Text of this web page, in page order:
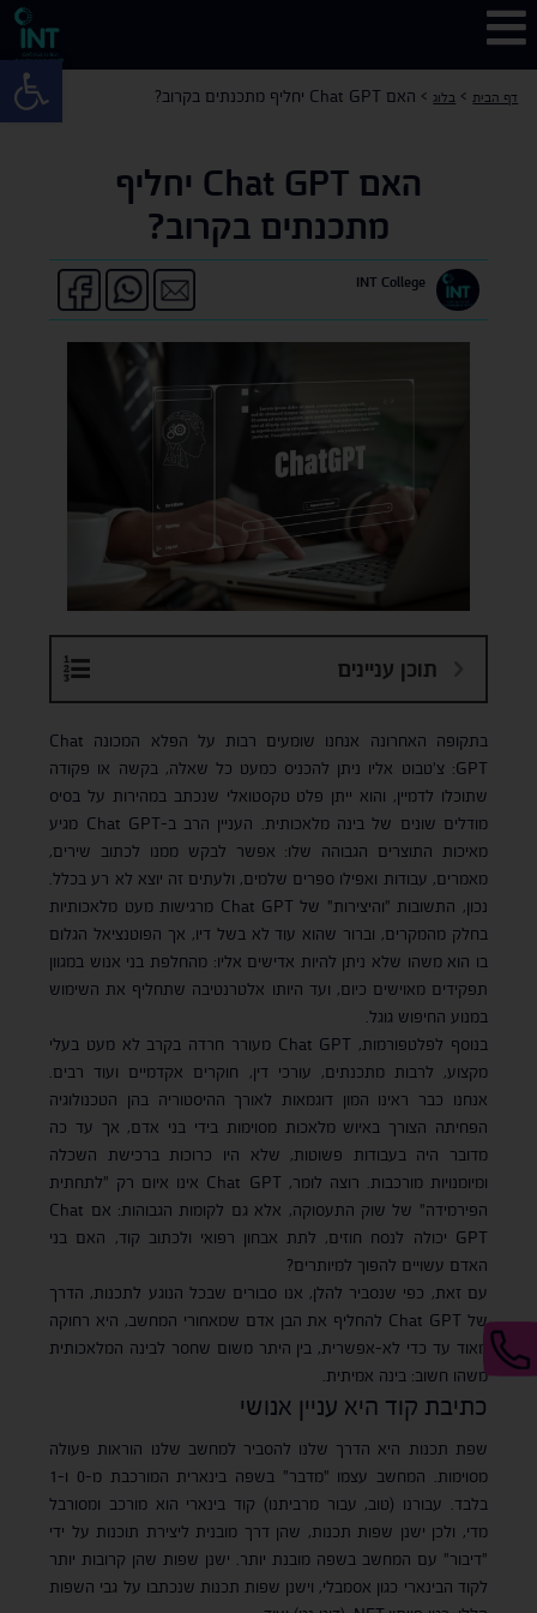
דף הבית > בלוג > האם Chat GPT יחליף מתכנתים בקרוב?
האם Chat GPT יחליף
מתכנתים בקרוב?
INT College
תוכן עניינים
בתקופה האחרונה אנחנו שומעים רבות על הפלא המכונה Chat
GPT: צ'טבוט אליו ניתן להכניס כמעט כל שאלה, בקשה או פקודה
שתוכלו לדמיין, והוא ייתן פלט טקסטואלי שנכתב במהירות על בסיס
מודלים שונים של בינה מלאכותית. העניין הרב ב-Chat GPT מגיע
מאיכות התוצרים הגבוהה שלו: אפשר לבקש ממנו לכתוב שירים,
מאמרים, עבודות ואפילו ספרים שלמים, ולעתים זה יוצא לא רע בכלל.
נכון, התשובות "והיצירות" של Chat GPT מרגישות מעט מלאכותיות
בחלק מהמקרים, וברור שהוא עוד לא בשל דיו, אך הפוטנציאל הגלום
בו הוא משהו שלא ניתן להיות אדישים אליו: מהחלפת בני אנוש במגוון
תפקידים מאוישים כיום, ועד היותו אלטרנטיבה שתחליף את השימוש
במנוע החיפוש גוגל.
בנוסף לפלטפורמות, Chat GPT מעורר חרדה בקרב לא מעט בעלי
מקצוע, לרבות מתכנתים, עורכי דין, חוקרים אקדמיים ועוד רבים.
אנחנו כבר ראינו המון דוגמאות לאורך ההיסטוריה בהן הטכנולוגיה
הפחיתה הצורך באיוש מלאכות מסוימות בידי בני אדם, אך עד כה
מדובר היה בעבודות פשוטות, שלא היו כרוכות ברכישת השכלה
ומיומנויות מורכבות. רוצה לומר, Chat GPT אינו איום רק "לתחתית
הפירמידה" של שוק התעסוקה, אלא גם לקומות הגבוהות: אם Chat
GPT יכולה לנסח חוזים, לתת אבחון רפואי ולכתוב קוד, האם בני
האדם עשויים להפוך למיותרים?
עם זאת, כפי שנסביר להלן, אנו סבורים שבכל הנוגע לתכנות, הדרך
של Chat GPT להחליף את הבן אדם שמאחורי המחשב, היא רחוקה
מאוד עד כדי לא-אפשרית, בין היתר משום שחסר לבינה המלאכותית
משהו חשוב: בינה אמיתית.
כתיבת קוד היא עניין אנושי
שפת תכנות היא הדרך שלנו להסביר למחשב שלנו הוראות פעולה
מסוימות. המחשב עצמו "מדבר" בשפה בינארית המורכבת מ-0 ו-1
בלבד. עבורנו (טוב, עבור מרביתנו) קוד בינארי הוא מורכב ומסורבל
מדי, ולכן ישנן שפות תכנות, שהן דרך מובנית ליצירת תוכנות על ידי
"דיבור" עם המחשב בשפה מובנת יותר. ישנן שפות שהן קרובות יותר
לקוד הבינארי כגון אסמבלי, וישנן שפות תכנות שנכתבו על גבי השפות